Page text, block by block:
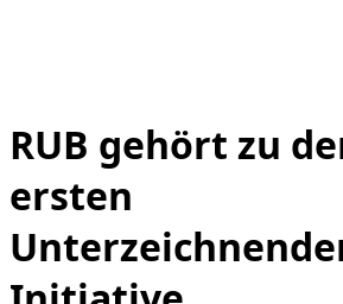
RUB gehört zu
ersten